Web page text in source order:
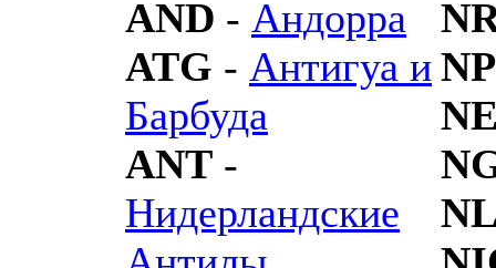
AND - Андорра
ATG - Антигуа и
Барбуда
ANT -
Нидерландские